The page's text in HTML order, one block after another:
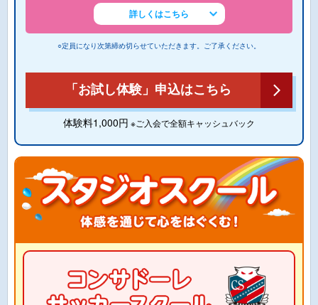
詳しくはこちら
○定員になり次第締め切らせていただきます。ご了承ください。
「お試し体験」申込はこちら
体験料1,000円 ※ご入会で全額キャッシュバック